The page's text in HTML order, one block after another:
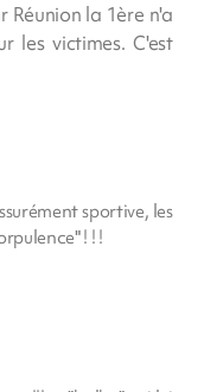
Réunion la 1ère n'a
les victimes. C'est
sportive, les
! ! !